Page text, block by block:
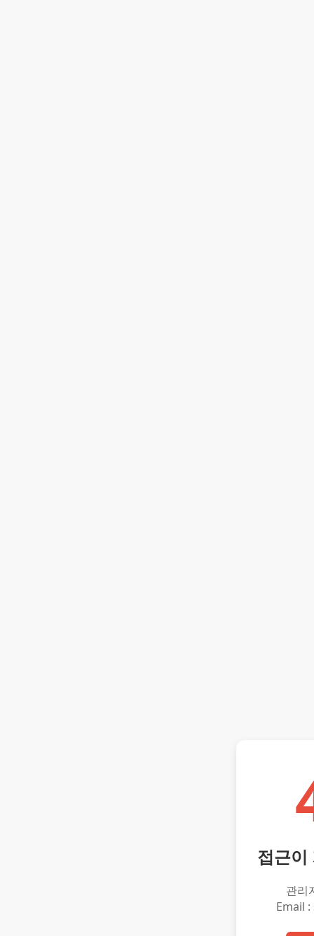
접근이
관리
Email